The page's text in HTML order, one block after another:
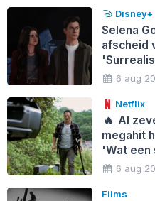
Disney+
Selena
afscheid
6 aug
Netflix
🔥 Al
megahit
'Wat
6 aug
Films